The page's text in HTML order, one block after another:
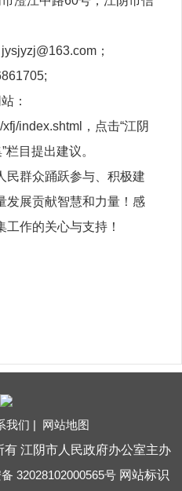
；
：
index.shtml，点击“江阴
栏目提出建议。
民群众踊跃参与、积极建
发展贡献智慧和力量！感
作的关心与支持！
我们 | 网站地图
江阴市人民政府办公室主办
32028102000565号网站标识